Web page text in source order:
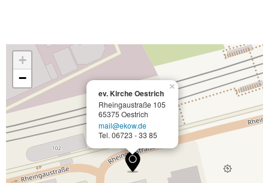
ev. Kirche Oestrich
Rheingaustraße 105
65375 Oestrich
mail@ekow.de
Tel. 06723 - 33 85
×
+
−